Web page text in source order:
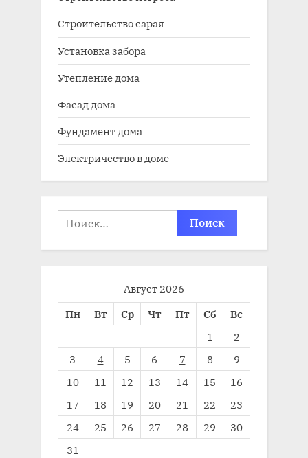
Строительство сарая
Установка забора
Утепление дома
Фасад дома
Фундамент дома
Электричество в доме
Найти:
Август 2026
Пн
Вт Ср Чт Пт Сб
Вс
1
2
3
4 5 6 7 8
9
10
11 12 13 14 15
16
17
18 19 20 21 22
23
24
25 26 27 28 29
30
31